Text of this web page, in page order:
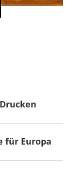
für Europa